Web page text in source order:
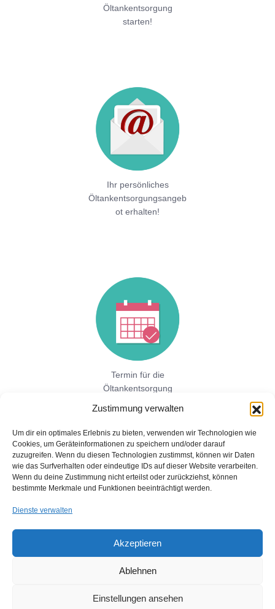
Zustimmung verwalten
Um dir ein optimales Erlebnis zu bieten, verwenden wir Technologien wie
Cookies, um Geräteinformationen zu speichern und/oder darauf
zuzugreifen. Wenn du diesen Technologien zustimmst, können wir Daten
wie das Surfverhalten oder eindeutige IDs auf dieser Website verarbeiten.
Wenn du deine Zustimmung nicht erteilst oder zurückziehst, können
bestimmte Merkmale und Funktionen beeinträchtigt werden.
Dienste verwalten
Akzeptieren
Ablehnen
Einstellungen ansehen
Öltankentsorgung
starten!
Ihr persönliches
Öltankentsorgungsangeb
ot erhalten!
Termin für die
Öltankentsorgung
Jetzt hier direkt ein unverbindliches
Festpreisangebot einholen!